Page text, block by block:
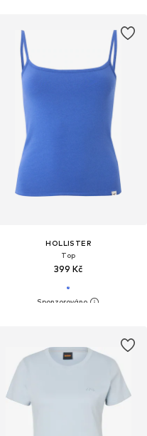
HOLLISTER
Top
399 Kč